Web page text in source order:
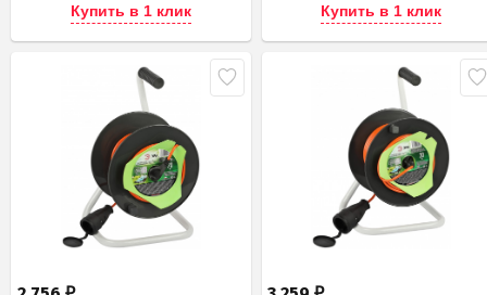
Купить в 1 клик Купить в 1 клик